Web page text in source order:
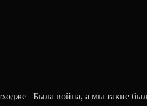
Была война, а мы такие